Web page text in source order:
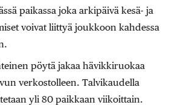
paikassa joka arkipäivä kesä- ja
voivat liittyä joukkoon kahdessa
pöytä jakaa hävikkiruokaa
verkostolleen. Talvikaudella
yli 80 paikkaan viikoittain.